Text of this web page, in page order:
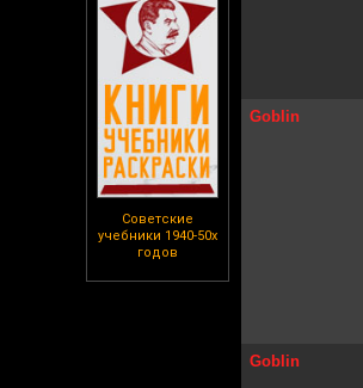
Советские
учебники 1940-50х
годов
Goblin
Goblin